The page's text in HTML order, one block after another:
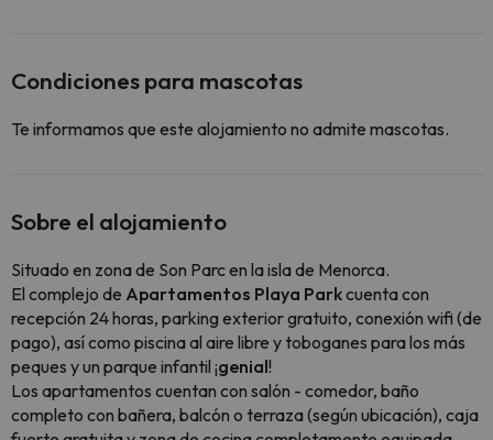
Condiciones para mascotas
Te informamos que este alojamiento no admite mascotas.
Sobre el alojamiento
Situado en zona de Son Parc en la isla de Menorca.
El complejo de Apartamentos Playa Parkcuenta con
recepción 24 horas, parking exterior gratuito, conexión wifi (de
pago), así como piscina al aire libre y toboganes para los más
peques y un parque infantil ¡genial!
Los apartamentos cuentan con salón - comedor, baño
completo con bañera, balcón o terraza (según ubicación), caja